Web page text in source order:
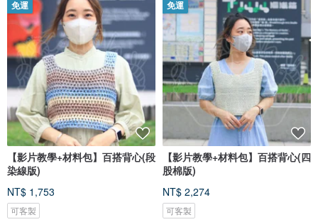
免運
【影片教學+材料包】百搭背心(段
染線版)
NT$ 1,753
可客製
免運
【影片教學+材料包】百搭背心(四
股棉版)
NT$ 2,274
可客製